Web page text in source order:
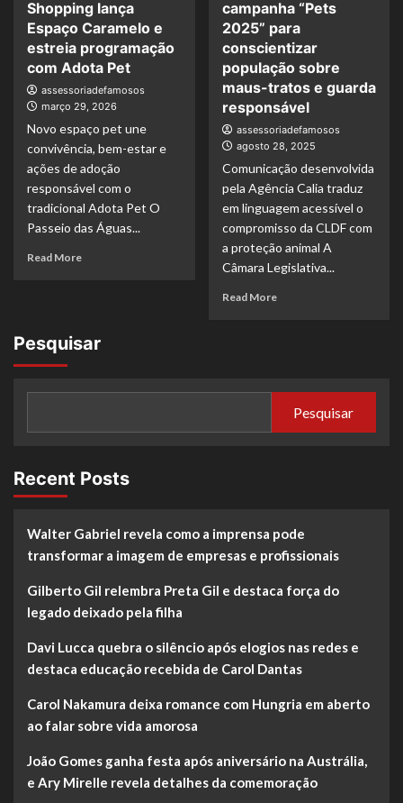
Shopping lança
Espaço Caramelo e
estreia programação
com Adota Pet
assessoriadefamosos
março 29, 2026
Novo espaço pet une
convivência, bem-estar e
ações de adoção
responsável com o
tradicional Adota Pet O
Passeio das Águas...
Read More
campanha “Pets
2025” para
conscientizar
população sobre
maus-tratos e guarda
responsável
assessoriadefamosos
agosto 28, 2025
Comunicação desenvolvida
pela Agência Calia traduz
em linguagem acessível o
compromisso da CLDF com
a proteção animal A
Câmara Legislativa...
Read More
Pesquisar
Pesquisar
Recent Posts
Walter Gabriel revela como a imprensa pode
transformar a imagem de empresas e profissionais
Gilberto Gil relembra Preta Gil e destaca força do
legado deixado pela filha
Davi Lucca quebra o silêncio após elogios nas redes e
destaca educação recebida de Carol Dantas
Carol Nakamura deixa romance com Hungria em aberto
ao falar sobre vida amorosa
João Gomes ganha festa após aniversário na Austrália,
e Ary Mirelle revela detalhes da comemoração